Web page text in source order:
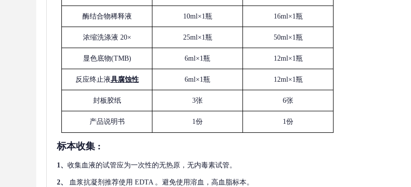
酶结合物稀释液 10ml×1瓶 16ml×1瓶
浓缩洗涤液 20× 25ml×1瓶 50ml×1瓶
显色底物(TMB) 6ml×1瓶 12ml×1瓶
反应终止液具腐蚀性 6ml×1瓶 12ml×1瓶
封板胶纸 3张 6张
产品说明书 1份 1份
标本收集 :
1、 收集血液的试管应为一次性的无热原，无内毒素试管。
2、 血浆抗凝剂推荐使用 EDTA 。避免使用溶血，高血脂标本。